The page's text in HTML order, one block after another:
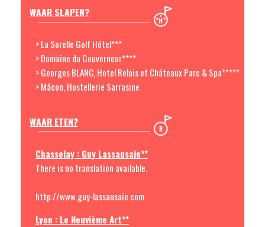
WAAR SLAPEN?
> La Sorelle Golf Hôtel***
> Domaine du Gouverneur****
> Georges BLANC, Hotel Relais et Châteaux Parc & Spa*****
> Mâcon, Hostellerie Sarrasine
WAAR ETEN?
Chasselay : Guy Lassausaie**
There is no translation available.
http://www.guy-lassausaie.com
Lyon : Le Neuvième Art**